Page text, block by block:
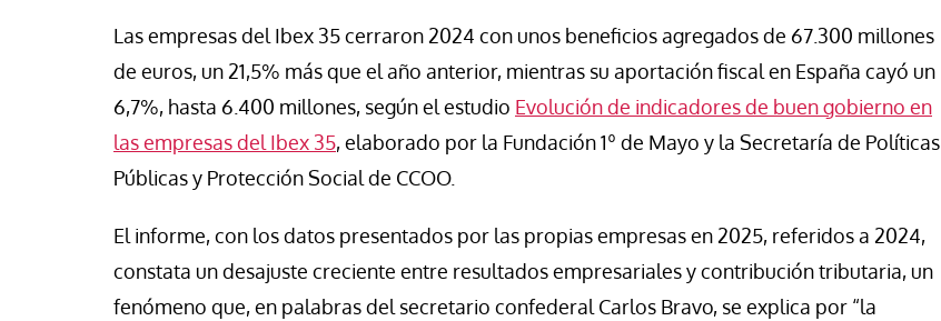
Las empresas del Ibex 35 cerraron 2024 con unos beneficios agregados de 67.300 millones
de euros, un 21,5% más que el año anterior, mientras su aportación fiscal en España cayó un
6,7%, hasta 6.400 millones, según el estudio Evolución de indicadores de buen gobierno en
las empresas del Ibex 35, elaborado por la Fundación 1º de Mayo y la Secretaría de Políticas
Públicas y Protección Social de CCOO.
El informe, con los datos presentados por las propias empresas en 2025, referidos a 2024,
constata un desajuste creciente entre resultados empresariales y contribución tributaria, un
fenómeno que, en palabras del secretario confederal Carlos Bravo, se explica por “la
de Argentina marchan
Cayetano en demanda de
pan, tierra, techo y trabajo”
respuesta urgente para proteger
a los menores migrantes en
Ceuta
Jose Luis Palacios
se convierte en arma política y
los migrantes dejan de ser
personas.